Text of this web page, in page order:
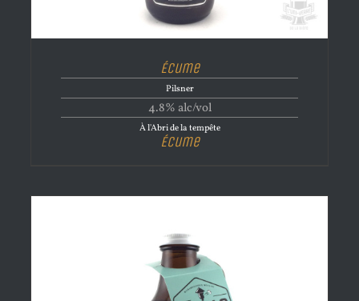
Écume
Pilsner
4.8% alc/vol
À l'Abri de la tempête
Écume